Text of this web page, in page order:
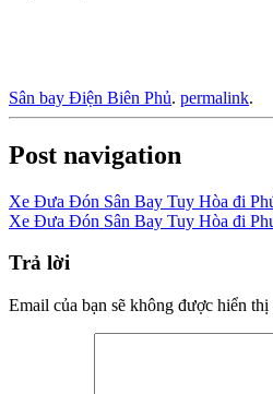
Sân bay Điện Biên Phủ. permalink.
Post navigation
Xe Đưa Đón Sân Bay Tuy Hòa đi
Xe Đưa Đón Sân Bay Tuy Hòa đi
Trả lời
Email của bạn sẽ không được hiển thị